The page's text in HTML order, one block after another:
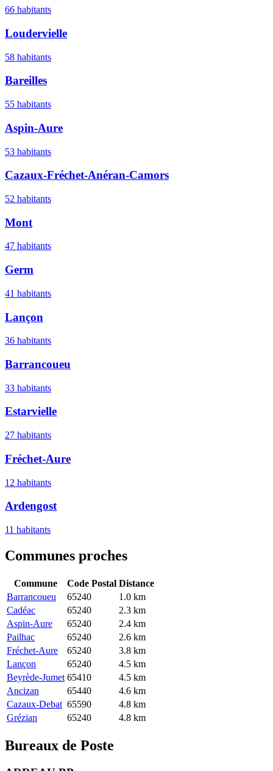
66 habitants
Loudervielle
58 habitants
Bareilles
55 habitants
Aspin-Aure
53 habitants
Cazaux-Fréchet-Anéran-Camors
52 habitants
Mont
47 habitants
Germ
41 habitants
Lançon
36 habitants
Barrancoueu
33 habitants
Estarvielle
27 habitants
Fréchet-Aure
12 habitants
Ardengost
11 habitants
Communes proches
Commune Code Postal Distance
Barrancoueu
65240
1.0 km
Cadéac
65240
2.3 km
Aspin-Aure
65240
2.4 km
Pailhac
65240
2.6 km
Fréchet-Aure
65240
3.8 km
Lançon
65240
4.5 km
Beyrède-Jumet 65410
4.5 km
Ancizan
65440
4.6 km
Cazaux-Debat 65590
4.8 km
Grézian
65240 4.8 km
Bureaux de Poste